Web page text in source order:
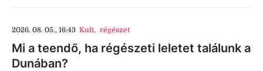
2026. 08. 05., 16:43 Kult, régészet
Mi a teendő, ha régészeti leletet találunk a
Dunában?